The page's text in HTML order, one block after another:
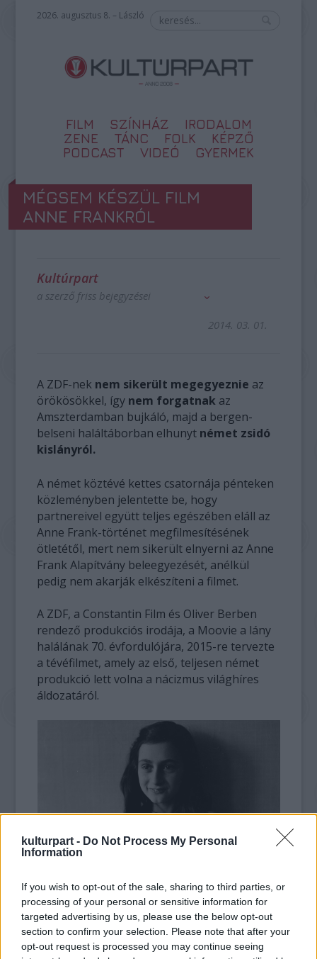
kulturpart - Do Not Process My Personal
Information
If you wish to opt-out of the sale, sharing to third parties, or
processing of your personal or sensitive information for
targeted advertising by us, please use the below opt-out
section to confirm your selection. Please note that after your
opt-out request is processed you may continue seeing
2026. augusztus 8. – László
FILM SZÍNHÁZ
IRODALOM
ZENE
TÁNC FOLK
KÉPZŐ
PODCAST
VIDEÓ GYERMEK
MÉGSEM KÉSZÜL FILM
ANNE FRANKRÓL
Kultúrpart
a szerző friss bejegyzései
2014. 03. 01.
A ZDF-nek nem sikerült megegyeznie az
örökösökkel, így nem forgatnak az
Amszterdamban bujkáló, majd a bergen-
belseni haláltáborban elhunyt német zsidó
kislányról.
A német köztévé kettes csatornája pénteken
közleményben jelentette be, hogy
partnereivel együtt teljes egészében eláll az
Anne Frank-történet megfilmesítésének
ötletétől, mert nem sikerült elnyerni az Anne
Frank Alapítvány beleegyezését, anélkül
pedig nem akarják elkészíteni a filmet.
A ZDF, a Constantin Film és Oliver Berben
rendező produkciós irodája, a Moovie a lány
halálának 70. évfordulójára, 2015-re tervezte
a tévéfilmet, amely az első, teljesen német
produkció lett volna a nácizmus világhíres
áldozatáról.
Az Anne Frank Fonds januárban az
alapítvánnyal szembeni tiszteletlenséggel
vádolta a ZDF-et, amely úgymond nem veszi
figyelembe, hogy az alapítvány már tervez